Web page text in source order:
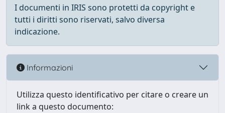
I documenti in IRIS sono protetti da copyright e
tutti i diritti sono riservati, salvo diversa
indicazione.
Informazioni
Utilizza questo identificativo per citare o creare un
link a questo documento: